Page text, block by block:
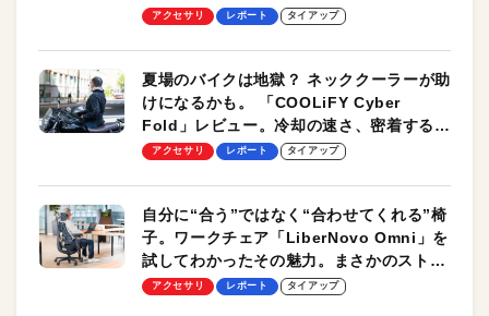
ーも
アクセサリ レポート タイアップ
夏場のバイクは地獄？ ネッククーラーが助
けになるかも。 「COOLiFY Cyber
Fold」レビュー。冷却の速さ、密着する冷
却プレート、シンプルな操作性がグッド！
アクセサリ レポート タイアップ
自分に“合う”ではなく“合わせてくれる”椅
子。ワークチェア「LiberNovo Omni」を
試してわかったその魅力。まさかのストレ
ッチ機能も搭載
アクセサリ レポート タイアップ